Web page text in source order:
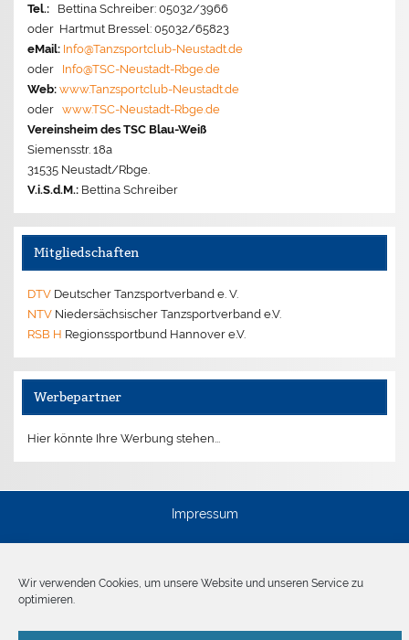
Wir verwenden Cookies, um unsere Website und unseren Service zu
optimieren.
Tel.: Bettina Schreiber: 05032/3966
oder Hartmut Bressel: 05032/65823
eMail: Info@Tanzsportclub-Neustadt.de
oder Info@TSC-Neustadt-Rbge.de
Web: www.Tanzsportclub-Neustadt.de
oderwww.TSC-Neustadt-Rbge.de
Vereinsheim des TSC Blau-Weiß
Siemensstr. 18a
31535 Neustadt/Rbge.
V.i.S.d.M.: Bettina Schreiber
Mitgliedschaften
DTV Deutscher Tanzsportverband e. V.
NTV Niedersächsischer Tanzsportverband e.V.
RSB H Regionssportbund Hannover e.V.
Werbepartner
Hier könnte Ihre Werbung stehen...
Impressum
Datenschutz